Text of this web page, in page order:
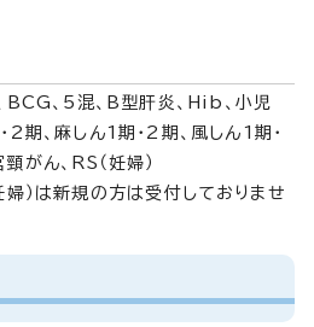
BCG、5混、B型肝炎、Hib、小児
期、麻しん1期・2期、風しん1期・
がん、RS（妊婦）
婦）は新規の方は受付しておりませ